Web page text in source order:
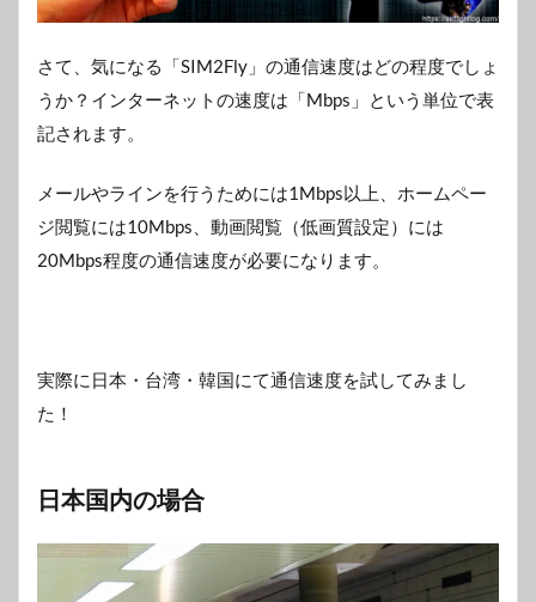
さて、気になる「SIM2Fly」の通信速度はどの程度でしょ
うか？インターネットの速度は「Mbps」という単位で表
記されます。
メールやラインを行うためには1Mbps以上、ホームペー
ジ閲覧には10Mbps、動画閲覧（低画質設定）には
20Mbps程度の通信速度が必要になります。
実際に日本・台湾・韓国にて通信速度を試してみまし
た！
日本国内の場合